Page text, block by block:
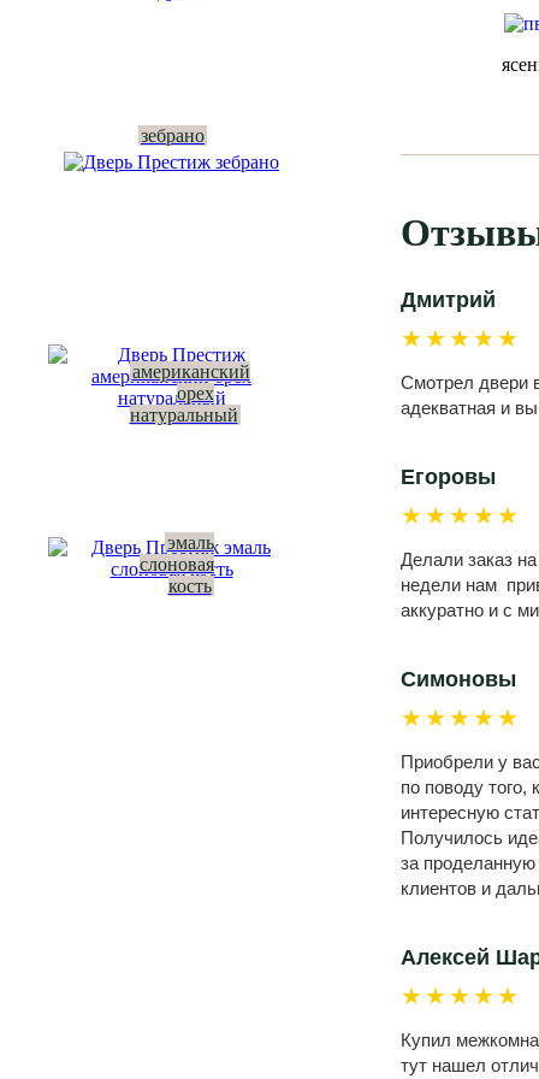
зебрано
американский
орех
натуральный
эмаль
слоновая
кость
Дмитрий
★★★★★
Смотрел двери
адекватная и
Егоровы
★★★★★
Делали заказ
недели нам
аккуратно и с
Симоновы
★★★★★
Приобрели у
по поводу
интересную
Получилось
за
клиентов и
Алексей
★★★★★
Купил
тут нашел